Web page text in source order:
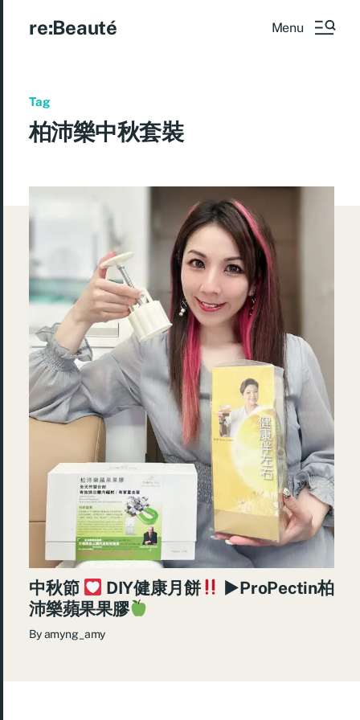
re:Beauté Menu
Tag
柏沛樂中秋套裝
中秋節 DIY健康月餅
►ProPectin柏
沛樂蘋果果膠
Byamyng_amy